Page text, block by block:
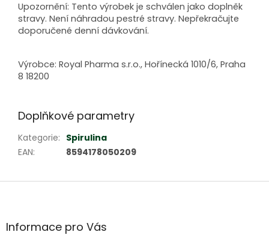
Upozornění: Tento výrobek je schválen jako doplněk
stravy. Není náhradou pestré stravy. Nepřekračujte
doporučené denní dávkování.
Výrobce: Royal Pharma s.r.o., Hořínecká 1010/6, Praha
8 18200
Doplňkové parametry
Kategorie: Spirulina
EAN: 8594178050209
Z
aInformace pro Vás